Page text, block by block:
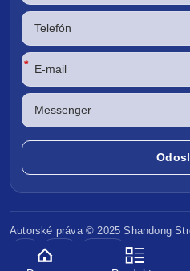
*
Autorské práva © 2025 Shandong
EPA